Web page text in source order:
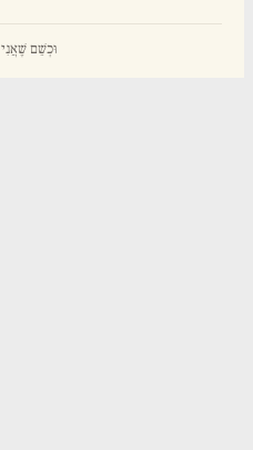
© 2026 וּכְשֵׁם שֶׁאֲנִי